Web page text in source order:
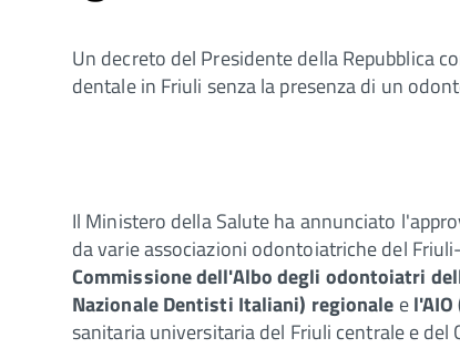
Un decreto del Presidente della Repubblica
dentale in Friuli senza la presenza di un
Il Ministero della Salute ha annunciato
da varie associazioni odontoiatriche del
Commissione dell'Albo degli odontoiatri
Nazionale Dentisti Italiani) regionale e
sanitaria universitaria del Friuli centrale e del